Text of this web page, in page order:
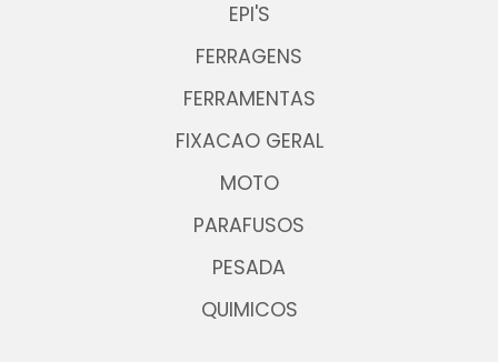
EPI'S
FERRAGENS
FERRAMENTAS
FIXACAO GERAL
MOTO
PARAFUSOS
PESADA
QUIMICOS